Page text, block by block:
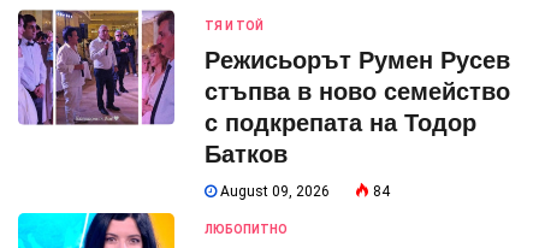
ТЯ И ТОЙ
Режисьорът Румен Русев
стъпва в ново семейство
с подкрепата на Тодор
Батков
August 09, 2026 84
ЛЮБОПИТНО